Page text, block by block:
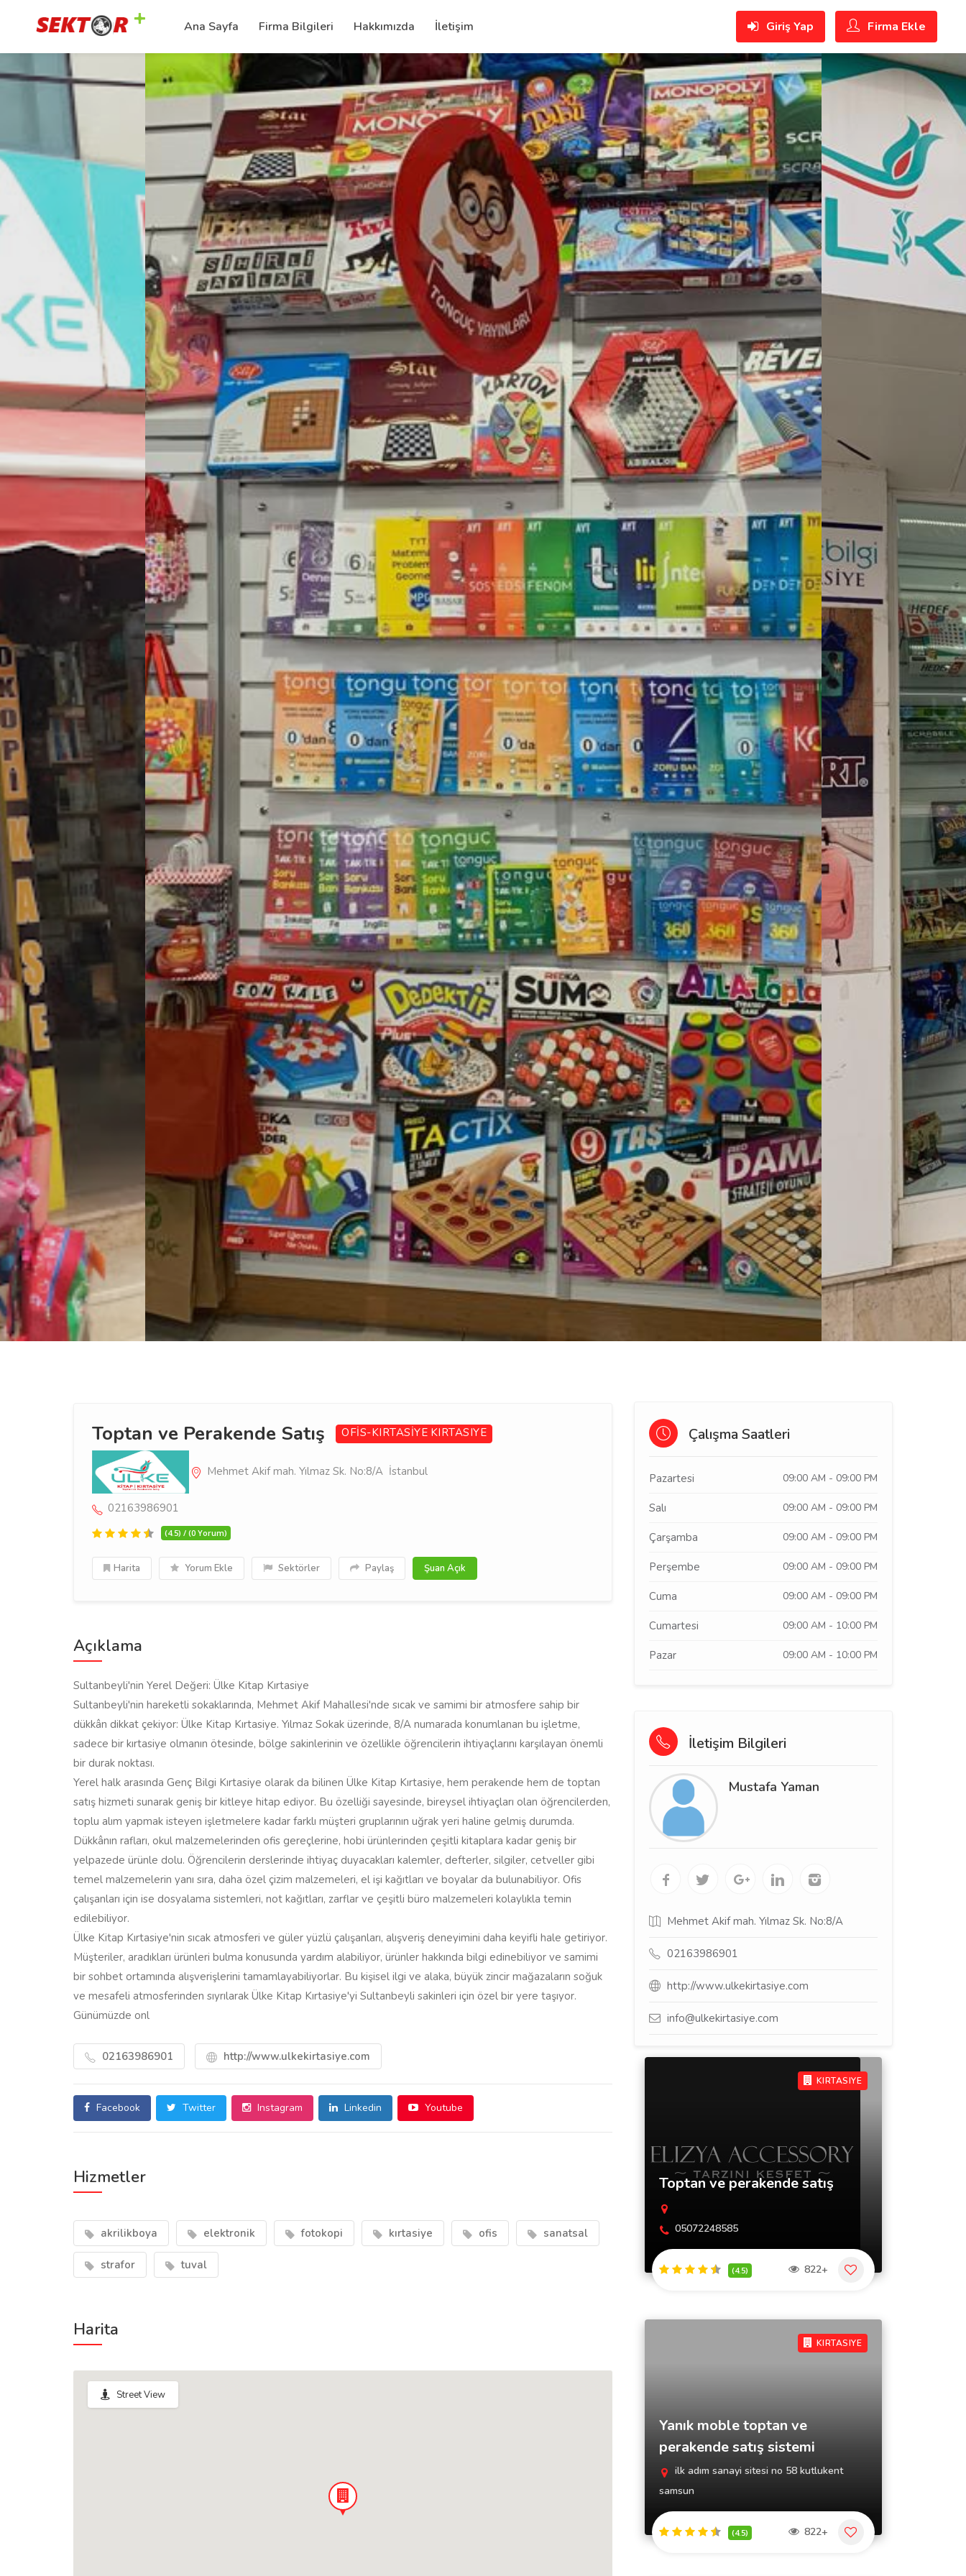
Ana Sayfa Firma Bilgileri Hakkımızda İletişim Giriş Yap Firma Ekle
Toptan ve Perakende Satış OFİS-KIRTASİYE KIRTASIYE
Mehmet Akif mah. Yılmaz Sk. No:8/A İstanbul
02163986901
(4.5) / (0 Yorum)
Harita Yorum Ekle Sektörler Paylaş Şuan Açık
Açıklama
Sultanbeyli'nin Yerel Değeri: Ülke Kitap Kırtasiye
Sultanbeyli'nin hareketli sokaklarında, Mehmet Akif Mahallesi'nde sıcak ve samimi bir atmosfere sahip bir
dükkân dikkat çekiyor: Ülke Kitap Kırtasiye. Yılmaz Sokak üzerinde, 8/A numarada konumlanan bu işletme,
sadece bir kırtasiye olmanın ötesinde, bölge sakinlerinin ve özellikle öğrencilerin ihtiyaçlarını karşılayan önemli
bir durak noktası.
Yerel halk arasında Genç Bilgi Kırtasiye olarak da bilinen Ülke Kitap Kırtasiye, hem perakende hem de toptan
satış hizmeti sunarak geniş bir kitleye hitap ediyor. Bu özelliği sayesinde, bireysel ihtiyaçları olan öğrencilerden,
toplu alım yapmak isteyen işletmelere kadar farklı müşteri gruplarının uğrak yeri haline gelmiş durumda.
Dükkânın rafları, okul malzemelerinden ofis gereçlerine, hobi ürünlerinden çeşitli kitaplara kadar geniş bir
yelpazede ürünle dolu. Öğrencilerin derslerinde ihtiyaç duyacakları kalemler, defterler, silgiler, cetveller gibi
temel malzemelerin yanı sıra, daha özel çizim malzemeleri, el işi kağıtları ve boyalar da bulunabiliyor. Ofis
çalışanları için ise dosyalama sistemleri, not kağıtları, zarflar ve çeşitli büro malzemeleri kolaylıkla temin
edilebiliyor.
Ülke Kitap Kırtasiye'nin sıcak atmosferi ve güler yüzlü çalışanları, alışveriş deneyimini daha keyifli hale getiriyor.
Müşteriler, aradıkları ürünleri bulma konusunda yardım alabiliyor, ürünler hakkında bilgi edinebiliyor ve samimi
bir sohbet ortamında alışverişlerini tamamlayabiliyorlar. Bu kişisel ilgi ve alaka, büyük zincir mağazaların soğuk
ve mesafeli atmosferinden sıyrılarak Ülke Kitap Kırtasiye'yi Sultanbeyli sakinleri için özel bir yere taşıyor.
Günümüzde onl
02163986901 http://www.ulkekirtasiye.com
Facebook Twitter Instagram Linkedin Youtube
Hizmetler
akrilikboya elektronik fotokopi kırtasiye ofis sanatsal
strafor tuval
Harita
Street View
Çalışma Saatleri
Pazartesi 09:00 AM - 09:00 PM
Salı 09:00 AM - 09:00 PM
Çarşamba 09:00 AM - 09:00 PM
Perşembe 09:00 AM - 09:00 PM
Cuma 09:00 AM - 09:00 PM
Cumartesi 09:00 AM - 10:00 PM
Pazar 09:00 AM - 10:00 PM
İletişim Bilgileri
Mustafa Yaman
Mehmet Akif mah. Yılmaz Sk. No:8/A
02163986901
http://www.ulkekirtasiye.com
info@ulkekirtasiye.com
KIRTASIYE
Toptan ve perakende satış
05072248585
(4.5) 822+
KIRTASIYE
Yanık moble toptan ve
perakende satış sistemi
ilk adım sanayi sitesi no 58 kutlukent
samsun
(4.5) 822+